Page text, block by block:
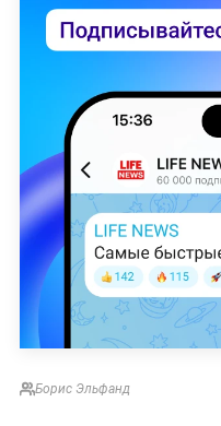
Борис Эльфанд